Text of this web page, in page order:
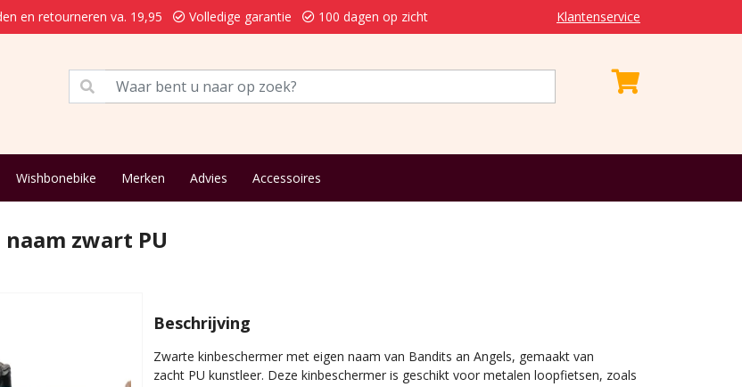
en retourneren va. 19,95 Volledige garantie 100 dagen op zicht Klantenservice
Wishbonebike Merken Advies Accessoires
zwart PU
Beschrijving
Zwarte kinbeschermer met eigen naam van Bandits an Angels, gemaakt van
zacht PU kunstleer. Deze kinbeschermer is geschikt voor metalen loopfietsen, zoals